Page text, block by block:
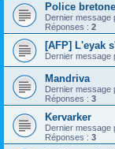
Police
Dernier message
Réponses : 2
[AFP] L'eyak
Dernier message
Mandriva
Dernier message
Réponses : 3
Kervarker
Dernier message
Réponses : 3